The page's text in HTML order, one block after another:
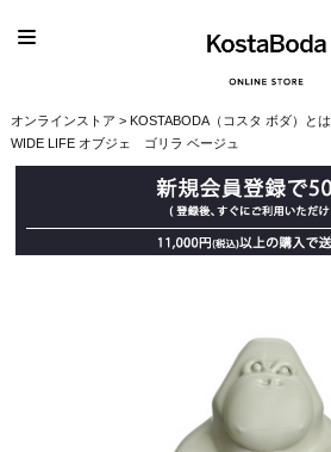
オンラインストア > KOSTABODA（コスタ ボダ）とは
WIDE LIFE オブジェ ゴリラ ベージュ